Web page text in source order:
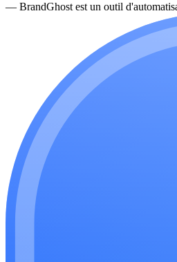
— BrandGhost est un outil